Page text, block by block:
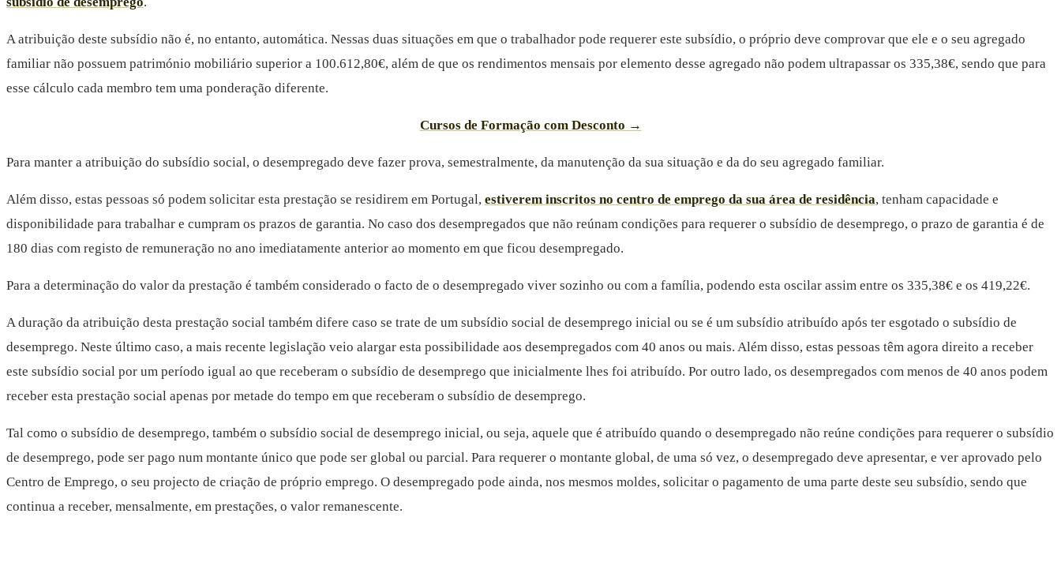
A atribuição deste subsídio não é, no entanto, automática. Nessas duas situações em que o trabalhador pode requerer este subsídio, o próprio deve comprovar que ele e o seu agregado
familiar não possuem património mobiliário superior a 100.612,80€, além de que os rendimentos mensais por elemento desse agregado não podem ultrapassar os 335,38€, sendo que para
esse cálculo cada membro tem uma ponderação diferente.
Cursos de Formação com Desconto →
Para manter a atribuição do subsídio social, o desempregado deve fazer prova, semestralmente, da manutenção da sua situação e da do seu agregado familiar.
Além disso, estas pessoas só podem solicitar esta prestação se residirem em Portugal, estiverem inscritos no centro de emprego da sua área de residência, tenham capacidade e
disponibilidade para trabalhar e cumpram os prazos de garantia. No caso dos desempregados que não reúnam condições para requerer o subsídio de desemprego, o prazo de garantia é de
180 dias com registo de remuneração no ano imediatamente anterior ao momento em que ficou desempregado.
Para a determinação do valor da prestação é também considerado o facto de o desempregado viver sozinho ou com a família, podendo esta oscilar assim entre os 335,38€ e os 419,22€.
A duração da atribuição desta prestação social também difere caso se trate de um subsídio social de desemprego inicial ou se é um subsídio atribuído após ter esgotado o subsídio de
desemprego. Neste último caso, a mais recente legislação veio alargar esta possibilidade aos desempregados com 40 anos ou mais. Além disso, estas pessoas têm agora direito a receber
este subsídio social por um período igual ao que receberam o subsídio de desemprego que inicialmente lhes foi atribuído. Por outro lado, os desempregados com menos de 40 anos podem
receber esta prestação social apenas por metade do tempo em que receberam o subsídio de desemprego.
Tal como o subsídio de desemprego, também o subsídio social de desemprego inicial, ou seja, aquele que é atribuído quando o desempregado não reúne condições para requerer o subsídio
de desemprego, pode ser pago num montante único que pode ser global ou parcial. Para requerer o montante global, de uma só vez, o desempregado deve apresentar, e ver aprovado pelo
Centro de Emprego, o seu projecto de criação de próprio emprego. O desempregado pode ainda, nos mesmos moldes, solicitar o pagamento de uma parte deste seu subsídio, sendo que
continua a receber, mensalmente, em prestações, o valor remanescente.